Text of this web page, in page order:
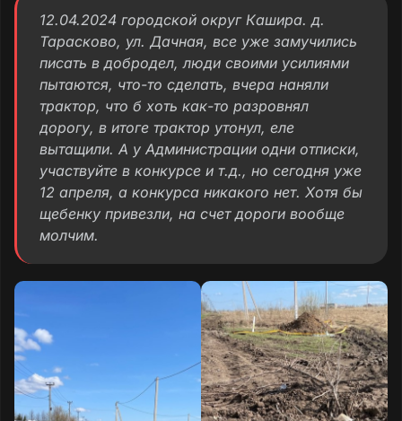
12.04.2024 городской округ Кашира. д.
Тарасково, ул. Дачная, все уже замучились
писать в добродел, люди своими усилиями
пытаются, что-то сделать, вчера наняли
трактор, что б хоть как-то разровнял
дорогу, в итоге трактор утонул, еле
вытащили. А у Администрации одни отписки,
участвуйте в конкурсе и т.д., но сегодня уже
12 апреля, а конкурса никакого нет. Хотя бы
щебенку привезли, на счет дороги вообще
молчим.